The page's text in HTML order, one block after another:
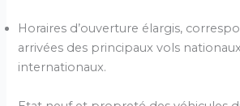
Horaires d’ouverture élargis,
arrivées des principaux vols
internationaux.